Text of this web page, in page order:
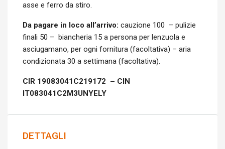
asse e ferro da stiro.
Da pagare in loco all’arrivo: cauzione 100 – pulizie
finali 50 – biancheria 15 a persona per lenzuola e
asciugamano, per ogni fornitura (facoltativa) – aria
condizionata 30 a settimana (facoltativa).
CIR 19083041C219172 – CIN
IT083041C2M3UNYELY
DETTAGLI